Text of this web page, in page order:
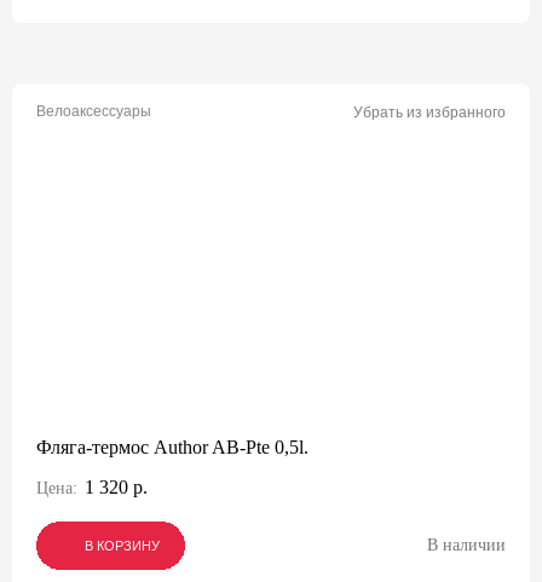
Велоаксессуары Убрать из избранного
Фляга-термос Author AB-Pte 0,5l.
Цена: 1 320 р.
В КОРЗИНУ
В КОРЗИНУ
В КОРЗИНУ В наличии